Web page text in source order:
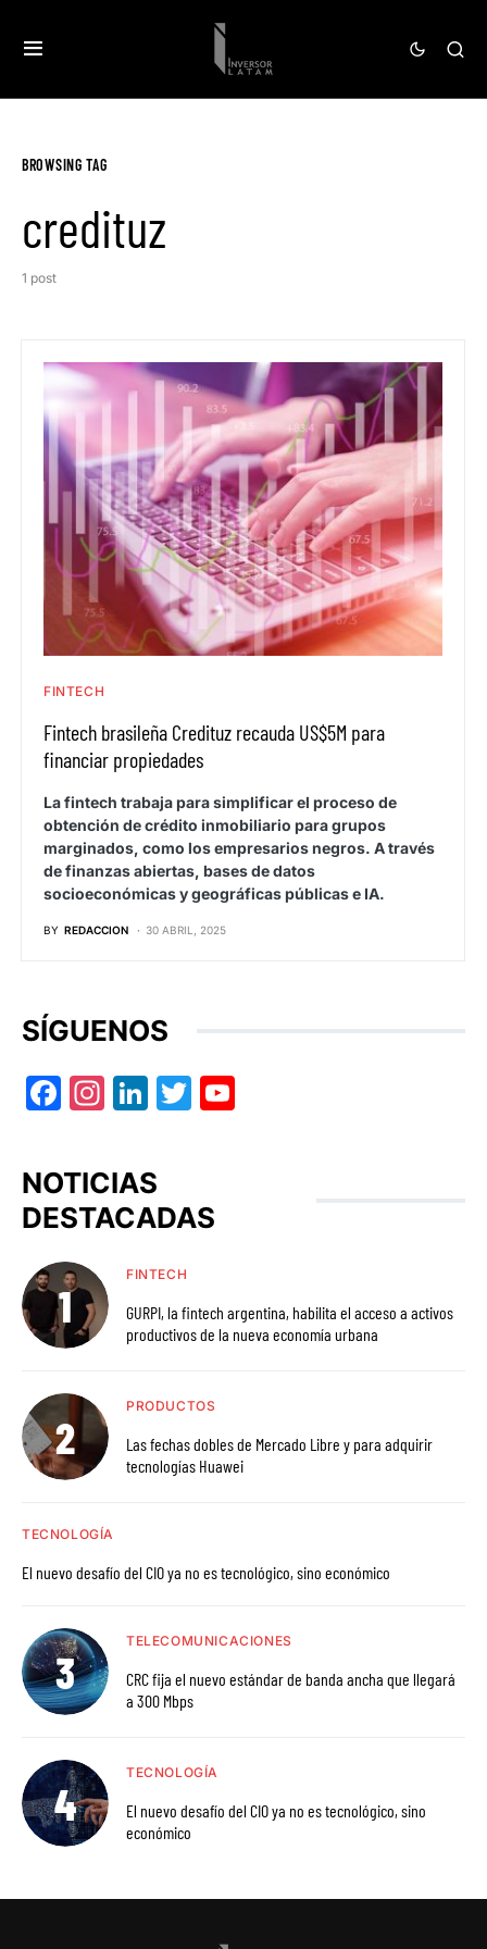
BROWSING TAG
credituz
1 post
FINTECH
Fintech brasileña Credituz recauda US$5M para
financiar propiedades
La fintech trabaja para simplificar el proceso de
obtención de crédito inmobiliario para grupos
marginados, como los empresarios negros. A través
de finanzas abiertas, bases de datos
socioeconómicas y geográficas públicas e IA.
BY REDACCION 30 ABRIL, 2025
SÍGUENOS
Facebook
Instagram
LinkedIn
Twitter
NOTICIAS
DESTACADAS
FINTECH
GURPI, la fintech argentina, habilita el acceso a activos
productivos de la nueva economía urbana
PRODUCTOS
Las fechas dobles de Mercado Libre y para adquirir
tecnologías Huawei
TECNOLOGÍA
El nuevo desafío del CIO ya no es tecnológico, sino económico
TELECOMUNICACIONES
CRC fija el nuevo estándar de banda ancha que llegará
a 300 Mbps
TECNOLOGÍA
El nuevo desafío del CIO ya no es tecnológico, sino
económico